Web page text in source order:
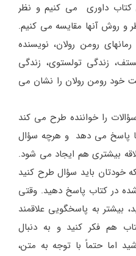
کتاب داوری می کنیم و نظر
و روش آنها مقایسه می کنیم.
رومن رولان، نویسنده
زندگی تولستوی، زندگی
خود رومن رولان را نشان می
را خواننده طرح می کند
پاسخ می دهد و هرچه سؤال
بیشتری هم ایجاد می شود.
باید سؤال طرح کنید
در کتاب پاسخ دهید. وقتی
به پاسخگویی علاقمند
هم فکر کنید و به دنبال
حتماً با توجه به متن،